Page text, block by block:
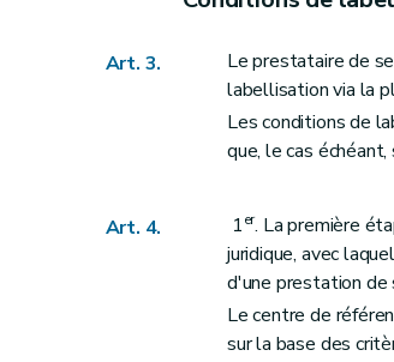
Art. 3.
Le prestataire de
labellisation via la
Les conditions de
que, le cas
Art. 4. 1er. La première
juridique, avec
d'une prestation de
Le centre de
sur la base des